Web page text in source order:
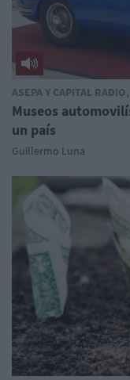
ASEPA Y CAPITAL
Museos
un país
Guillermo Luna